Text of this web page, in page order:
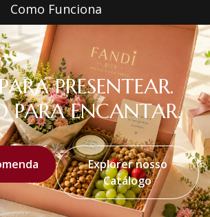
Como Funciona
PRESENTEAR.
PARA ENCANTAR.
Explorer nosso
Catálogo